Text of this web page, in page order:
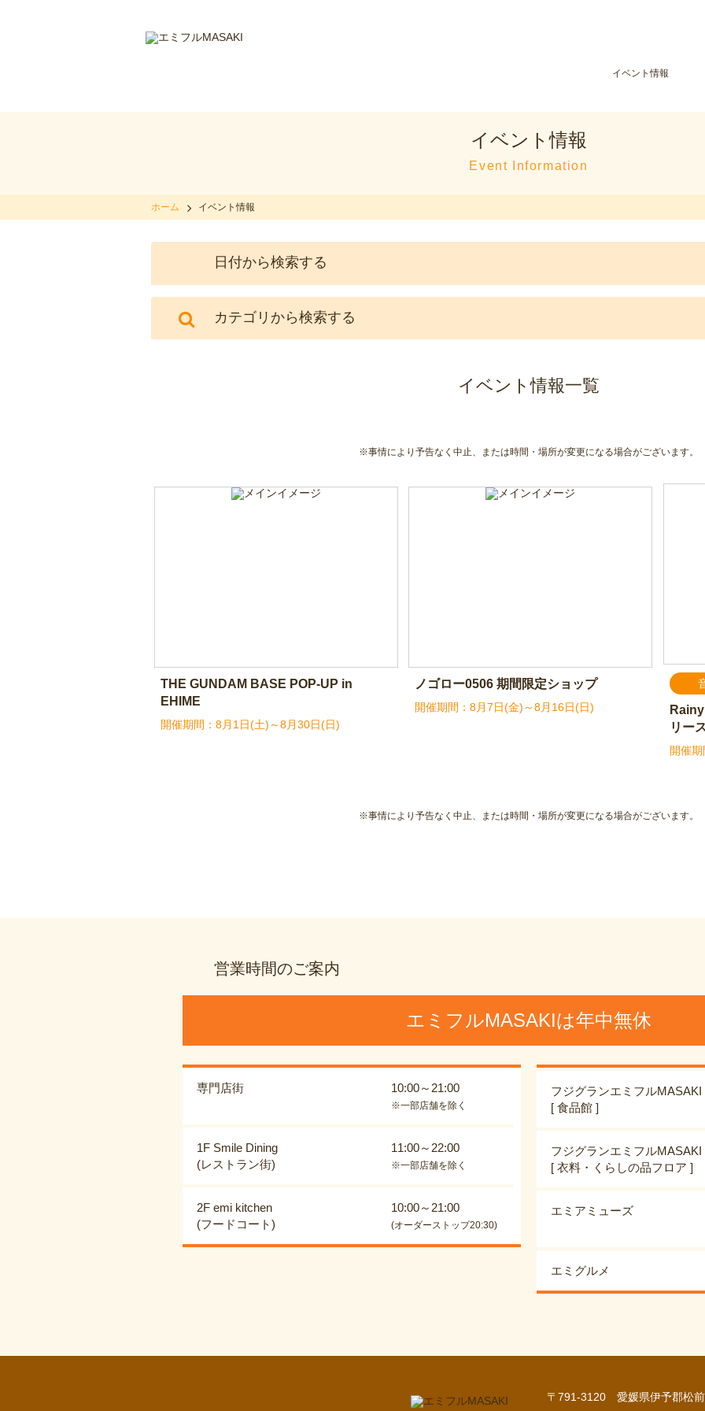
イベント情報
イベント情報
Event Information
ホーム イベント情報
日付から検索する
カテゴリから検索する
イベント情報一覧
※事情により予告なく中止、または時間・場所が変更になる場合がございます。
THE GUNDAM BASE POP-UP in
EHIME
8月1日(土)～8月30日(日)
ノゴロー0506 期間限定ショップ
8月7日(金)～8月16日(日)
リー
※事情により予告なく中止、または時間・場所が変更になる場合がございます。
営業時間のご案内
エミフルMASAKIは年中無休
専門店街 10:00～21:00
※一部店舗を除く
1F Smile Dining
(レストラン街)
11:00～22:00
※一部店舗を除く
2F emi kitchen
(フードコート)
10:00～21:00
(オーダーストップ20:30)
フジグランエミフルMASAKI
[ 食品館 ]
フジグランエミフルMASAKI
[ 衣料・くらしの品フロア ]
エミアミューズ
エミグルメ
〒791-3120 愛媛県伊予郡松